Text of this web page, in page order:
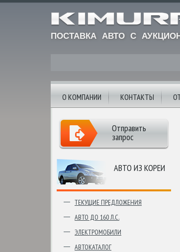
ПОСТАВКА АВТО С
О КОМПАНИИ КОНТАКТЫ
АВТО ИЗ КОРЕИ
ТЕКУЩИЕ ПРЕДЛОЖЕНИЯ
АВТО ДО 160 Л.С.
ЭЛЕКТРОМОБИЛИ
АВТОКАТАЛОГ
Отправить
запрос